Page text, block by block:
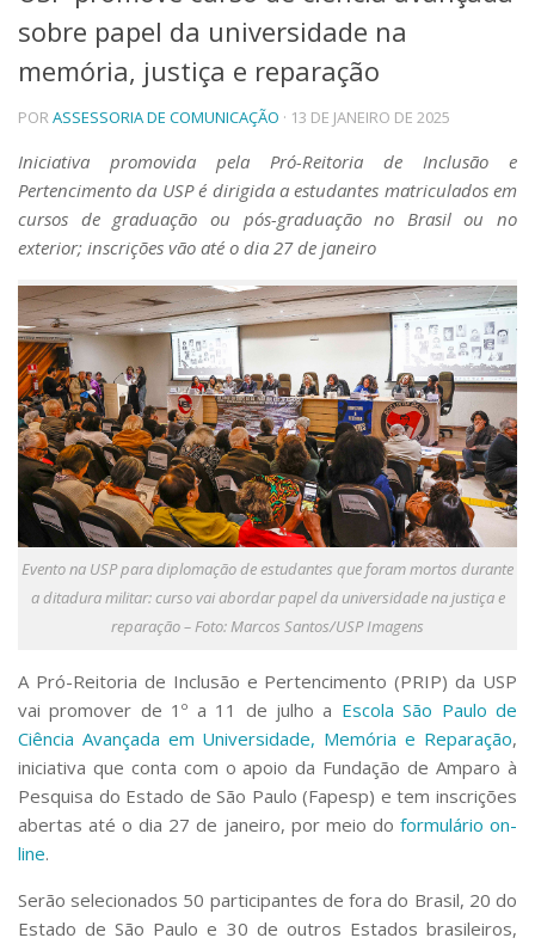
Telefones e Mapas
Pessoas
Ensino
Graduação
Educação a distância
Cursos de Extensão
Pesquisa e Inovação
Linhas de Pesquisa
Centros, Núcleos e Projetos em Rede
Pós-doutorado
Iniciação Científica
Transferência de Tecnologia
Empresas Juniores
Extensão à Comunidade
Projetos, Programas e Cursos
Artes, Cultura e Esportes
Museus e Espaços Interativos
Serviços
Bibliotecas
Apoio ao Estudante
Segurança, Trânsito e Prevenção
Outros serviços
Comunicação
Assessorias e Mídias
Aplicativos e Sites
Jornal da USP
Agenda de Eventos
sobre papel da universidade na
memória, justiça e reparação
PORASSESSORIA DE COMUNICAÇÃO · 13 DE JANEIRO DE 2025
Iniciativa promovida pela Pró-Reitoria de Inclusão e
Pertencimento da USP é dirigida a estudantes matriculados em
cursos de graduação ou pós-graduação no Brasil ou no
exterior; inscrições vão até o dia 27 de janeiro
Evento na USP para diplomação de estudantes que foram mortos durante
a ditadura militar: curso vai abordar papel da universidade na justiça e
reparação – Foto: Marcos Santos/USP Imagens
A Pró-Reitoria de Inclusão e Pertencimento (PRIP) da USP
vai promover de 1º a 11 de julho a Escola São Paulo de
Ciência Avançada em Universidade, Memória e Reparação,
iniciativa que conta com o apoio da Fundação de Amparo à
Pesquisa do Estado de São Paulo (Fapesp) e tem inscrições
abertas até o dia 27 de janeiro, por meio do formulário on-
line.
Serão selecionados 50 participantes de fora do Brasil, 20 do
Estado de São Paulo e 30 de outros Estados brasileiros,